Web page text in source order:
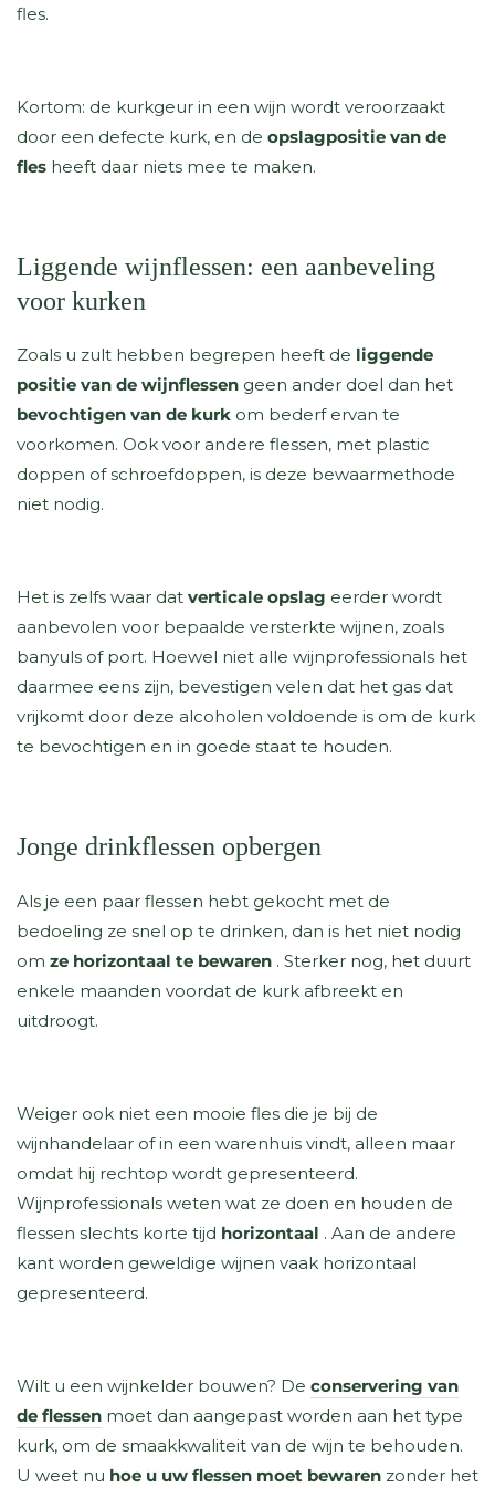
fles.
Kortom: de kurkgeur in een wijn wordt veroorzaakt
door een defecte kurk, en de opslagpositie van de
fles heeft daar niets mee te maken.
Liggende wijnflessen: een aanbeveling
voor kurken
Zoals u zult hebben begrepen heeft de liggende
positie van de wijnflessen geen ander doel dan het
bevochtigen van de kurk om bederf ervan te
voorkomen. Ook voor andere flessen, met plastic
doppen of schroefdoppen, is deze bewaarmethode
niet nodig.
Het is zelfs waar dat verticale opslag eerder wordt
aanbevolen voor bepaalde versterkte wijnen, zoals
banyuls of port. Hoewel niet alle wijnprofessionals het
daarmee eens zijn, bevestigen velen dat het gas dat
vrijkomt door deze alcoholen voldoende is om de kurk
te bevochtigen en in goede staat te houden.
Jonge drinkflessen opbergen
Als je een paar flessen hebt gekocht met de
bedoeling ze snel op te drinken, dan is het niet nodig
om ze horizontaal te bewaren . Sterker nog, het duurt
enkele maanden voordat de kurk afbreekt en
uitdroogt.
Weiger ook niet een mooie fles die je bij de
wijnhandelaar of in een warenhuis vindt, alleen maar
omdat hij rechtop wordt gepresenteerd.
Wijnprofessionals weten wat ze doen en houden de
flessen slechts korte tijd horizontaal . Aan de andere
kant worden geweldige wijnen vaak horizontaal
gepresenteerd.
Wilt u een wijnkelder bouwen? De conservering van
de flessen moet dan aangepast worden aan het type
kurk, om de smaakkwaliteit van de wijn te behouden.
U weet nu hoe u uw flessen moet bewaren zonder het